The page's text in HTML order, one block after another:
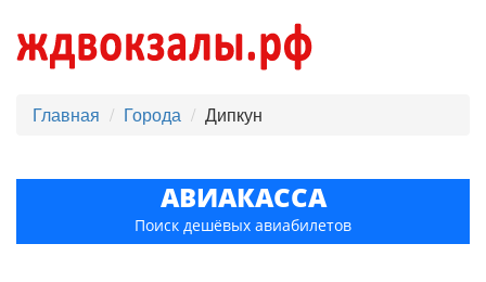
Главная Города Дипкун
АВИАКАССА
Поиск дешёвых авиабилетов